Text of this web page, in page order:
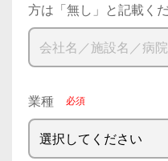
方は「無し」と記載くだ
業種